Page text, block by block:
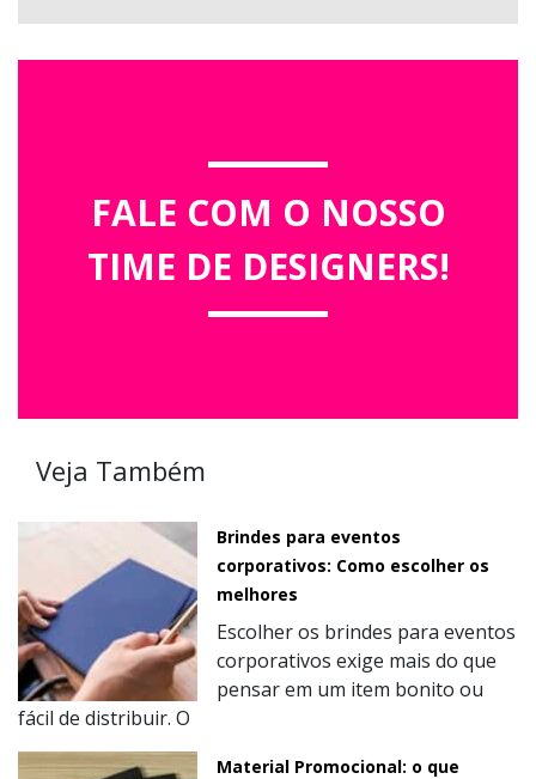
FALE COM O NOSSO
TIME DE DESIGNERS!
Veja Também
Brindes para eventos
corporativos: Como escolher os
melhores
Escolher os brindes para eventos
corporativos exige mais do que
pensar em um item bonito ou
fácil de distribuir. O
Material Promocional: o que